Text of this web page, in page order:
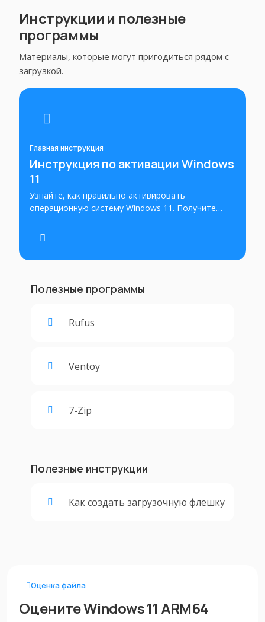
Инструкции и полезные
программы
Материалы, которые могут пригодиться рядом с
загрузкой.
Главная инструкция
Инструкция по активации Windows
11
Узнайте, как правильно активировать
операционную систему Windows 11. Получите
Windows 11 и установите операционную систему
в режиме полной функциональности.
Полезные программы
Rufus
Ventoy
7-Zip
Полезные инструкции
Как создать загрузочную флешку
Оценка файла
Оцените Windows 11 ARM64